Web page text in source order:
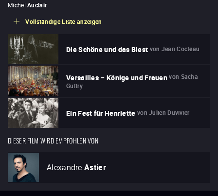
Michel Auclair
Vollständige Liste anzeigen
Die Schöne und das Biest von Jean Cocteau
Versailles – Könige und Frauen von Sacha
Guitry
Ein Fest für Henriette von Julien Duvivier
DIESER FILM WIRD EMPFOHLEN VON
Alexandre Astier